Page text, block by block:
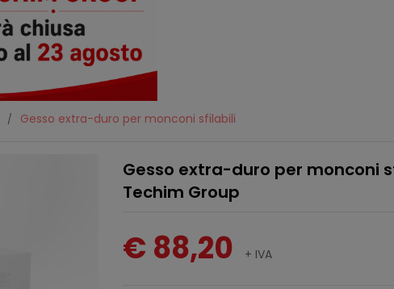
Gesso extra-duro per monconi sfilabili
Gesso extra-duro per monconi
Techim Group
€ 88,20 + IVA